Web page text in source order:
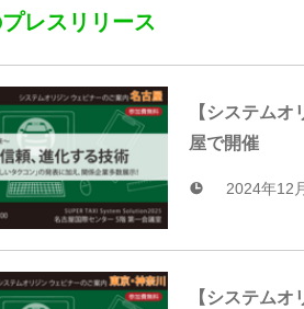
レスリリース
【システム
屋で開催
2024年12
【システム